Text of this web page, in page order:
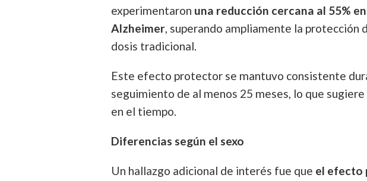
experimentaron una reducción cercana al 55%
Alzheimer, superando ampliamente la protección
dosis tradicional.
Este efecto protector se mantuvo consistente
seguimiento de al menos 25 meses, lo que
en el tiempo.
Diferencias según el sexo
Un hallazgo adicional de interés fue que el efecto